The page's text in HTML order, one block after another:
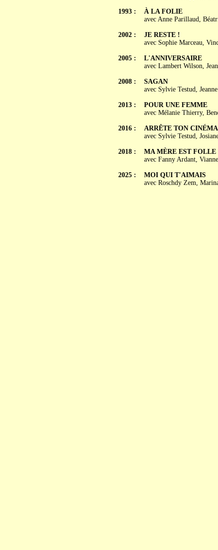
1993 :
2002 :
2005 :
2008 :
2013 :
2016 :
2018 :
2025 :
À LA FOLIE
avec Anne Parillaud,
JE RESTE !
avec Sophie Marceau,
L'ANNIVERSAIRE
avec Lambert Wilson,
SAGAN
avec Sylvie Testud,
POUR UNE FEMME
avec Mélanie Thierry,
ARRÊTE TON
avec Sylvie Testud,
MA MÈRE EST FOLLE
avec Fanny Ardant,
MOI QUI T'AIMAIS
avec Roschdy Zem,